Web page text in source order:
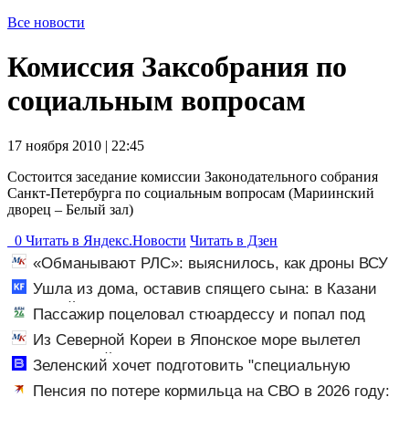
Все новости
Комиссия Заксобрания по
социальным вопросам
17 ноября 2010 | 22:45
Состоится заседание комиссии Законодательного собрания
Санкт-Петербурга по социальным вопросам (Мариинский
дворец – Белый зал)
0 Читать в Яндекс.Новости Читать в Дзен
«Обманывают РЛС»: выяснилось, как дроны ВСУ
долетели до Екатеринбурга
Ушла из дома, оставив спящего сына: в Казани
мать пойдет под суд за гибель малыша 07/08/2026 –
Новости
Пассажир поцеловал стюардессу и попал под
арест - АБН 24
Из Северной Кореи в Японское море вылетел
неопознанный снаряд
Зеленский хочет подготовить "специальную
санкционную операцию" против России - Новости на
Пенсия по потере кормильца на СВО в 2026 году: